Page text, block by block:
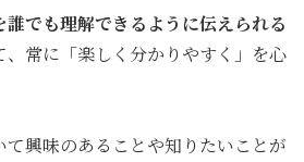
でも理解できるように伝えられる
、常に「楽しく分かりやすく」を心
て興味のあることや知りたいことが